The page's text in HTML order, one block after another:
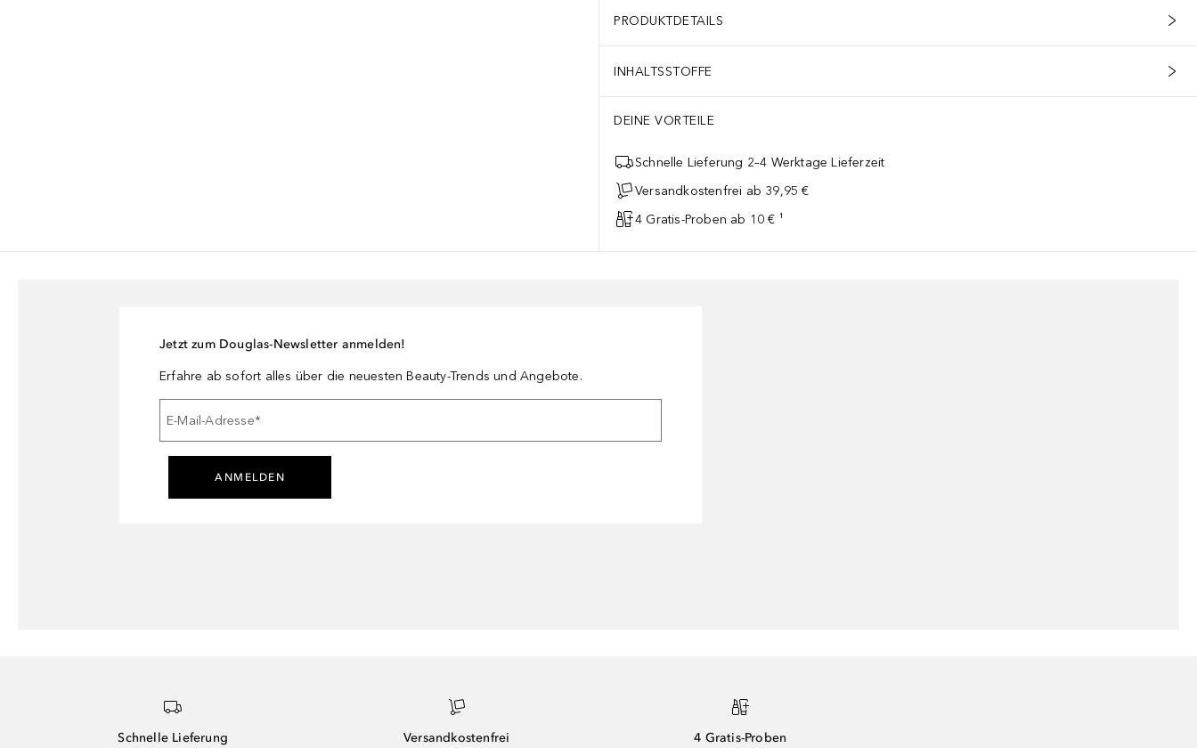
PRODUKTDETAILS
INHALTSSTOFFE
ohne Rückstände zu hinterlassen* Geeignet für alle Hauttypen, auch für empfindliche Haut**Anwendungstipps:*** Verwenden Sie die Retinol-
DEINE VORTEILE
Schnelle Lieferung 2–4 Werktage Lieferzeit
Versandkostenfrei ab 39,95 €
4 Gratis-Proben ab 10 € ¹
Jetzt zum Douglas-Newsletter anmelden!
Erfahre ab sofort alles über die neuesten Beauty-Trends und Angebote.
E-Mail-Adresse*
ANMELDEN
Schnelle Lieferung
Versandkostenfrei
4 Gratis-Proben